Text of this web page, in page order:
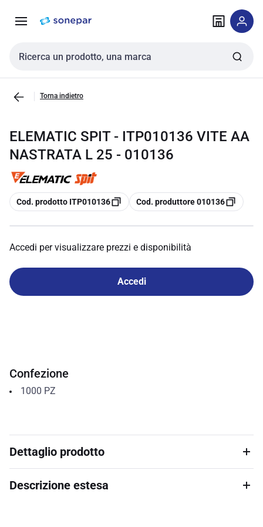
navigazione alla
Cerca input
Torna indietro
ELEMATIC SPIT - ITP010136 VITE AA
NASTRATA L 25 - 010136
copia
Cod. prodotto ITP010136 copia
Cod. produttore 010136
Accedi per visualizzare prezzi e disponibilità
Accedi
Confezione
1000 PZ
Dettaglio prodotto
Descrizione estesa